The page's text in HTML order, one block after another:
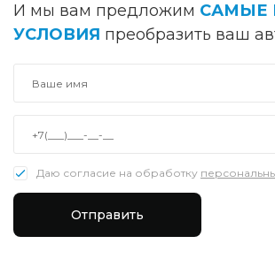
И мы вам предложим САМЫЕ
УСЛОВИЯ преобразить ваш
Даю согласие на обработку
Отправить